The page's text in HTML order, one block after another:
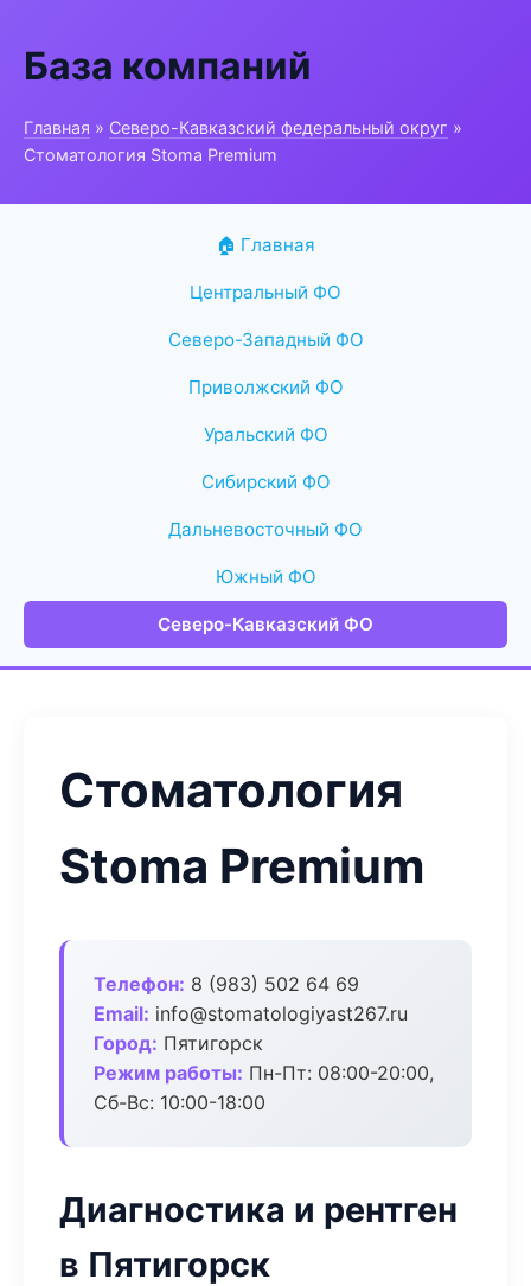
База компаний
Главная » Северо-Кавказский федеральный округ »
Стоматология Stoma Premium
🏠 Главная
Центральный ФО
Северо-Западный ФО
Приволжский ФО
Уральский ФО
Сибирский ФО
Дальневосточный ФО
Южный ФО
Северо-Кавказский ФО
Стоматология
Stoma Premium
Телефон: 8 (983) 502 64 69
Email: info@stomatologiyast267.ru
Город: Пятигорск
Режим работы: Пн-Пт: 08:00-20:00,
Сб-Вс: 10:00-18:00
Диагностика и рентген
в Пятигорск